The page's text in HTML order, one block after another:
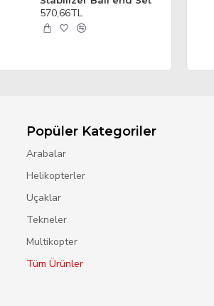
570,66TL
Popüler Kategoriler
Arabalar
Helikopterler
Uçaklar
Tekneler
Multikopter
Tüm Ürünler